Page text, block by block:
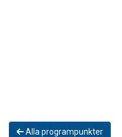
Alla programpunkter